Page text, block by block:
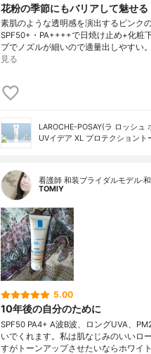
花粉の季節にもバリアして魅せ
素肌のような透明感を演出するピンク
SPF50+・PA++++で日焼け止め+化粧
プでノズルが細いので適量出しやすい
見る
LAROCHE-POSAY(ラ ロッシュ
UVイデア XL プロテクショント
看護師 和装ブライダルモデル·
TOMIY
5.00
10年後の自分のために
SPF50 PA4+ A波B波、ロングUVA、
いでくれます。私は肌なじみのいいロ
すがトーンアップさせたいならホワイ